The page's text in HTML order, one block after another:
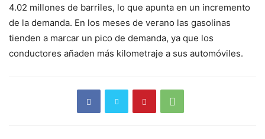
4.02 millones de barriles, lo que apunta en un incremento
de la demanda. En los meses de verano las gasolinas
tienden a marcar un pico de demanda, ya que los
conductores añaden más kilometraje a sus automóviles.